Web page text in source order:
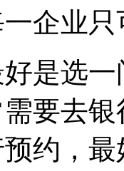
企业
是选
要去
约，